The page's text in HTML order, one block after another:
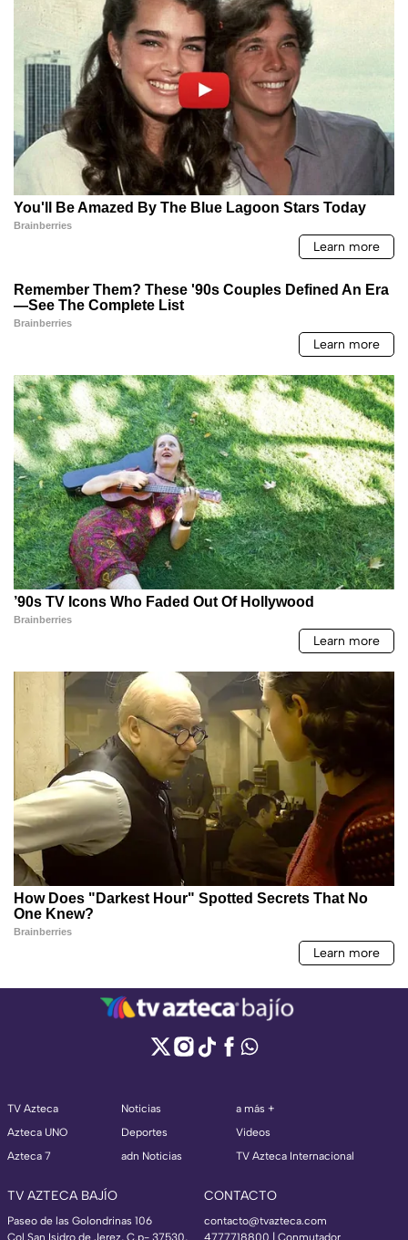
TV Azteca
Azteca UNO
Azteca 7
Noticias
Deportes
adn Noticias
a más +
Videos
TV Azteca Internacional
TV AZTECA BAJÍO
Paseo de las Golondrinas 106
CONTACTO
contacto@tvazteca.com